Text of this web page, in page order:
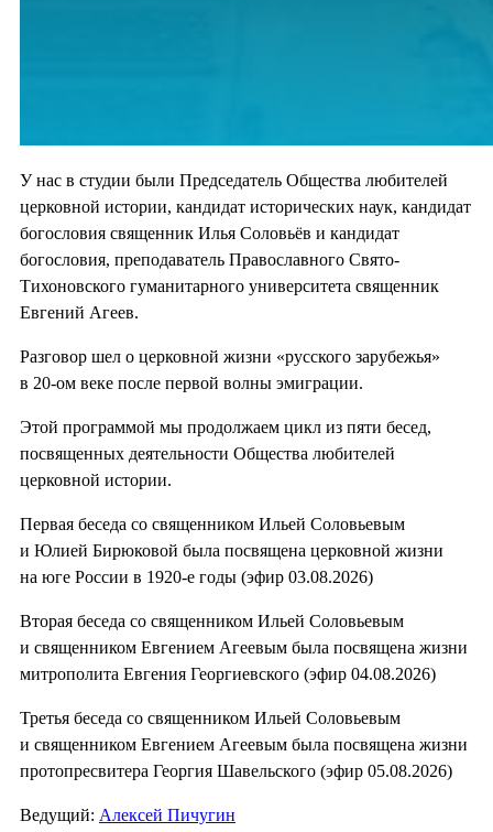
У нас в студии были Председатель Общества любителей
церковной истории, кандидат исторических наук, кандидат
богословия священник Илья Соловьёв и кандидат
богословия, преподаватель Православного Свято-
Тихоновского гуманитарного университета священник
Евгений Агеев.
Разговор шел о церковной жизни «русского зарубежья»
в 20-ом веке после первой волны эмиграции.
Этой программой мы продолжаем цикл из пяти бесед,
посвященных деятельности Общества любителей
церковной истории.
Первая беседа со священником Ильей Соловьевым
и Юлией Бирюковой была посвящена церковной жизни
на юге России в 1920-е годы (эфир 03.08.2026)
Вторая беседа со священником Ильей Соловьевым
и священником Евгением Агеевым была посвящена жизни
митрополита Евгения Георгиевского (эфир 04.08.2026)
Третья беседа со священником Ильей Соловьевым
и священником Евгением Агеевым была посвящена жизни
протопресвитера Георгия Шавельского (эфир 05.08.2026)
Ведущий: Алексей Пичугин